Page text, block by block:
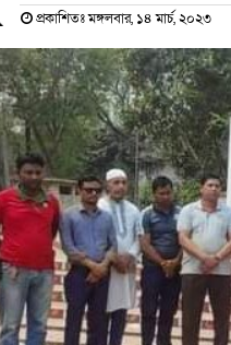
প্রকাশিতঃ মঙ্গলবার, ১৪ মার্চ, ২০২৩